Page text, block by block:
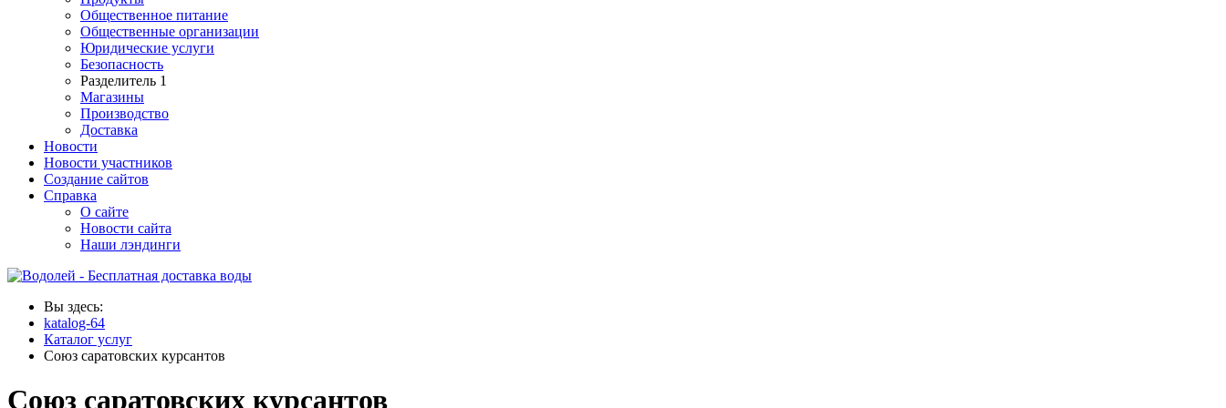
Общественное питание
Общественные организации
Юридические услуги
Безопасность
Разделитель 1
Магазины
Производство
Доставка
Новости
Новости участников
Создание сайтов
Справка
О сайте
Новости сайта
Наши лэндинги
Вы здесь:
katalog-64
Каталог услуг
Союз саратовских курсантов
Союз саратовских курсантов